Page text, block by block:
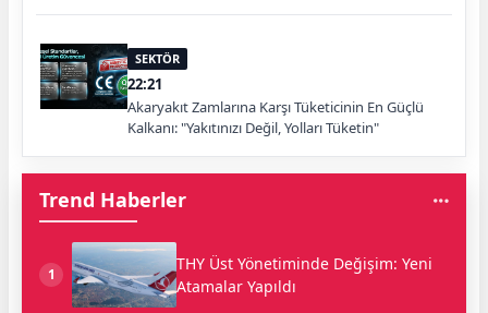
SEKTÖR
22:21
Akaryakıt Zamlarına Karşı Tüketicinin En Güçlü
Kalkanı: "Yakıtınızı Değil, Yolları Tüketin"
Trend Haberler
1
THY Üst Yönetiminde Değişim: Yeni
Atamalar Yapıldı